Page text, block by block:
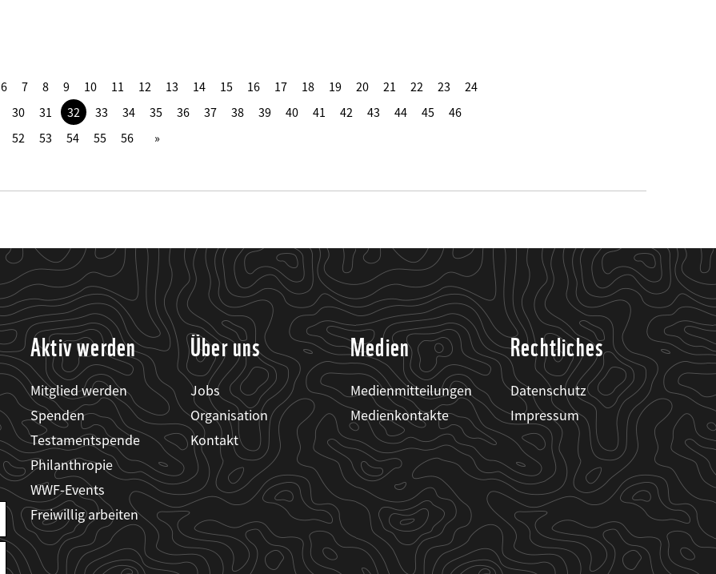
6 7 8 9 10 11 12 13 14 15 16 17 18 19 20 21 22 23
24
30 31 32 33 34 35 36 37 38 39 40 41 42 43 44 45
46
52 53 54 55 56
Aktiv werden
Mitglied werden
Spenden
Testamentspende
Philanthropie
WWF-Events
Freiwillig arbeiten
Über uns
Jobs
Organisation
Kontakt
Medien
Medienmitteilungen
Medienkontakte
Rechtliches
Datenschutz
Impressum